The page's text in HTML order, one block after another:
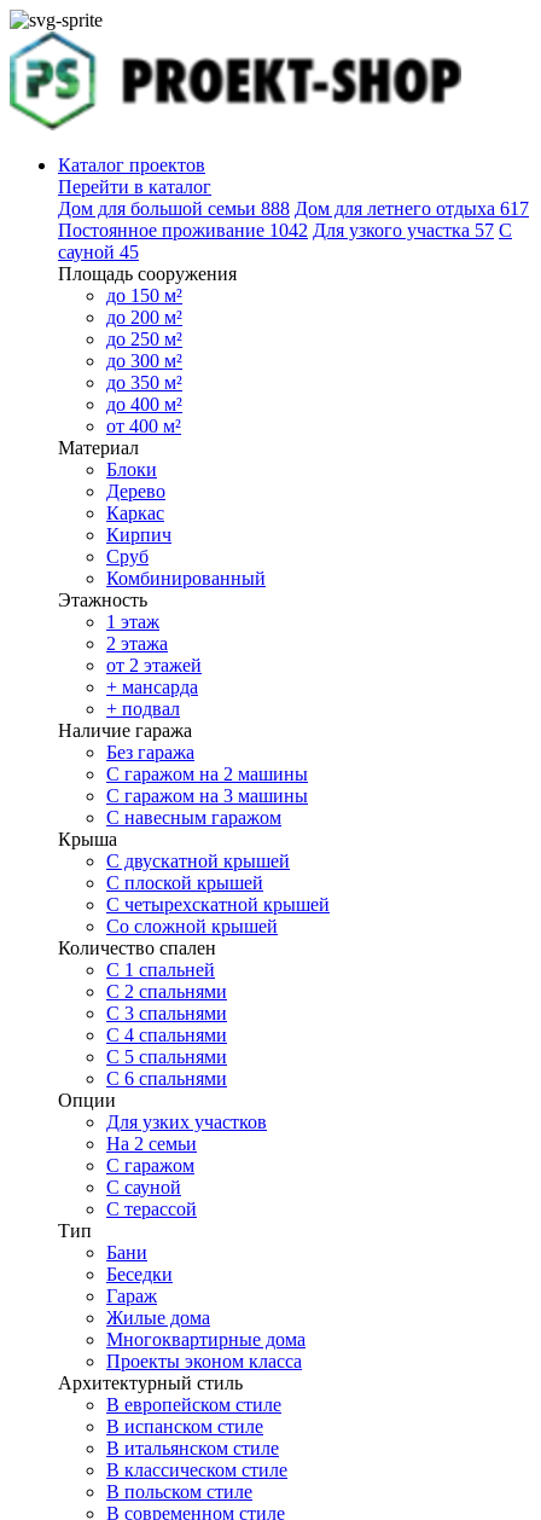
Каталог проектов
Перейти в каталог
Дом для большой семьи 888 Дом для летнего отдыха 617
Постоянное проживание 1042 Для узкого участка 57 С
сауной 45
Площадь сооружения
до 150 м²
до 200 м²
до 250 м²
до 300 м²
до 350 м²
до 400 м²
от 400 м²
Материал
Блоки
Дерево
Каркас
Кирпич
Сруб
Комбинированный
Этажность
1 этаж
2 этажа
от 2 этажей
+ мансарда
+ подвал
Наличие гаража
Без гаража
С гаражом на 2 машины
С гаражом на 3 машины
С навесным гаражом
Крыша
С двускатной крышей
С плоской крышей
С четырехскатной крышей
Со сложной крышей
Количество спален
С 1 спальней
С 2 спальнями
С 3 спальнями
С 4 спальнями
С 5 спальнями
С 6 спальнями
Опции
Для узких участков
На 2 семьи
С гаражом
С сауной
С терассой
Тип
Бани
Беседки
Гараж
Жилые дома
Многоквартирные дома
Проекты эконом класса
Архитектурный стиль
В европейском стиле
В испанском стиле
В итальянском стиле
В классическом стиле
В польском стиле
В современном стиле